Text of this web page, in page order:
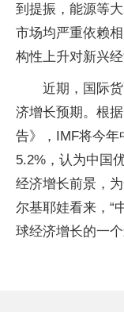
到提振，能源等
市场均严重依赖
构性上升对新兴
近期，国际
济增长预期。根
告》，IMF将今年
5.2%，认为中国
经济增长前景，
尔基耶娃看来，“
球经济增长的一